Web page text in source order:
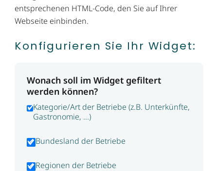
entsprechenen HTML-Code, den Sie auf Ihrer
Webseite einbinden.
Konfigurieren Sie Ihr Widget:
Wonach soll im Widget gefiltert
werden können?
Kategorie/Art der Betriebe (z.B. Unterkünfte,
Gastronomie, ...)
Bundesland der Betriebe
Regionen der Betriebe